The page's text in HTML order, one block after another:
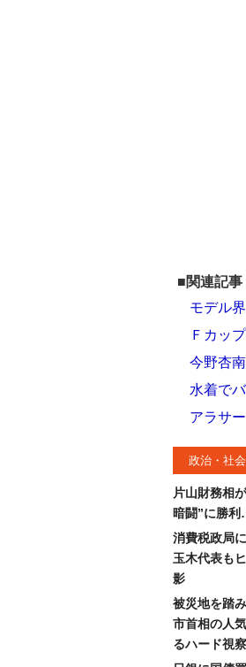
■関連記事
モデル
Ｆカッ
今野杏
水着で
アラサ
政治・社会
片山財務相
暗闘”に勝利
消費税政局
玉木代表も
影
被災地を踏
市首相の人
るハード視察